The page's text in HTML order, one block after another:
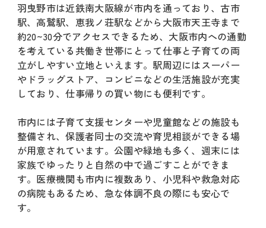
羽曳野市は近鉄南大阪線が市内を通っており、古市
駅、高鷲駅、恵我ノ荘駅などから大阪市天王寺まで
約20~30分でアクセスできるため、大阪市内への通勤
を考えている共働き世帯にとって仕事と子育ての両
立がしやすい立地といえます。駅周辺にはスーパー
やドラッグストア、コンビニなどの生活施設が充実
しており、仕事帰りの買い物にも便利です。
市内には子育て支援センターや児童館などの施設も
整備され、保護者同士の交流や育児相談ができる場
が用意されています。公園や緑地も多く、週末には
家族でゆったりと自然の中で過ごすことができま
す。医療機関も市内に複数あり、小児科や救急対応
の病院もあるため、急な体調不良の際にも安心で
す。